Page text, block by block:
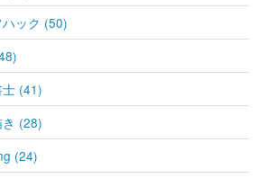
ック (50)
(41)
(28)
(24)